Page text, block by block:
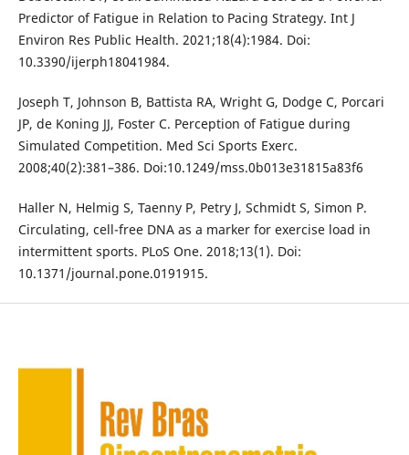
Predictor of Fatigue in Relation to Pacing Strategy. Int J
Environ Res Public Health. 2021;18(4):1984. Doi:
10.3390/ijerph18041984.
Joseph T, Johnson B, Battista RA, Wright G, Dodge C, Porcari
JP, de Koning JJ, Foster C. Perception of Fatigue during
Simulated Competition. Med Sci Sports Exerc.
2008;40(2):381–386. Doi:10.1249/mss.0b013e31815a83f6
Haller N, Helmig S, Taenny P, Petry J, Schmidt S, Simon P.
Circulating, cell-free DNA as a marker for exercise load in
intermittent sports. PLoS One. 2018;13(1). Doi:
10.1371/journal.pone.0191915.